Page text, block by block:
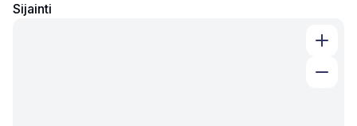
Sijainti